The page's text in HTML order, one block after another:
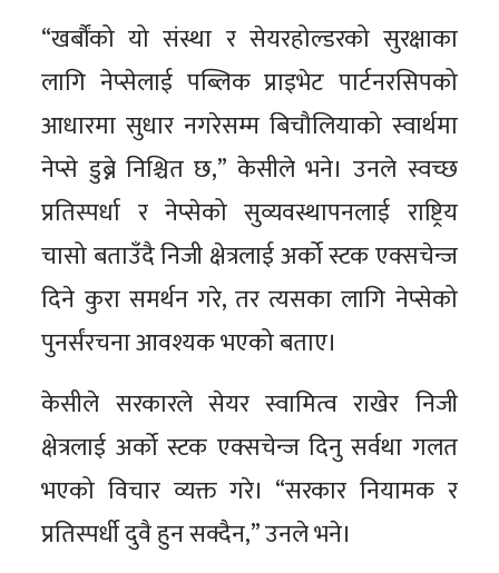
“खर्बौंको यो संस्था र सेयरहोल्डरको सुरक्षाका
लागि नेप्सेलाई पब्लिक प्राइभेट पार्टनरसिपको
आधारमा सुधार नगरेसम्म बिचौलियाको स्वार्थमा
नेप्से डुब्ने निश्चित छ,” केसीले भने। उनले स्वच्छ
प्रतिस्पर्धा र नेप्सेको सुव्यवस्थापनलाई राष्ट्रिय
चासो बताउँदै निजी क्षेत्रलाई अर्को स्टक एक्सचेन्ज
दिने कुरा समर्थन गरे, तर त्यसका लागि नेप्सेको
पुनर्संरचना आवश्यक भएको बताए।
केसीले सरकारले सेयर स्वामित्व राखेर निजी
क्षेत्रलाई अर्को स्टक एक्सचेन्ज दिनु सर्वथा गलत
भएको विचार व्यक्त गरे। “सरकार नियामक र
प्रतिस्पर्धी दुवै हुन सक्दैन,” उनले भने।